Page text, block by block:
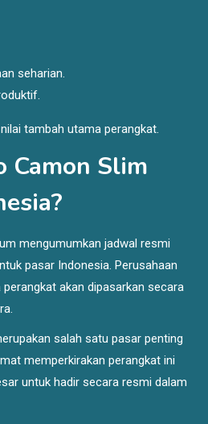
seharian.
tambah utama perangkat.
Camon Slim
mengumumkan jadwal resmi
pasar Indonesia. Perusahaan
akan dipasarkan secara
salah satu pasar penting
memperkirakan perangkat ini
untuk hadir secara resmi dalam